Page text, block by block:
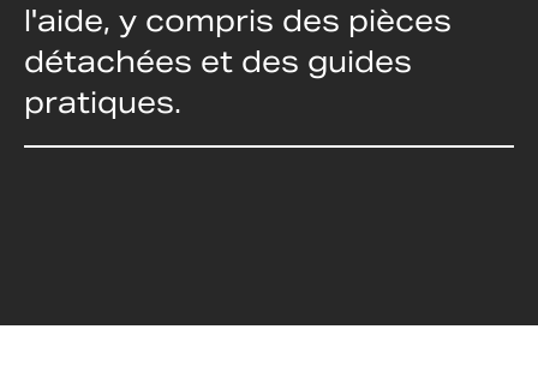
l'aide, y compris des pièces
détachées et des guides
pratiques.